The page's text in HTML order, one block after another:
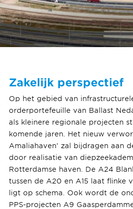
Zakelijk perspectief
Op het gebied van
orderportefeuille van Ballast
als kleinere regionale projecten
komende jaren. Het nieuw
Amaliahaven’ zal bijdragen aan
door realisatie van
Rotterdamse haven. De A24
tussen de A20 en A15 laat flinke
ligt op schema. Ook wordt de
PPS-projecten A9